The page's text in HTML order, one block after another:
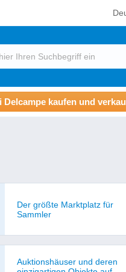
Delcampe kaufen und
Der größte Marktplatz für
Sammler
Auktionshäuser und deren